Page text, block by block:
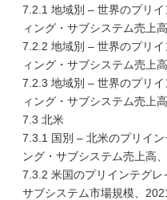
7.2.1 地域別 – 世界のプリ
ィング・サブシステム売上
7.2.2 地域別 – 世界のプリ
ィング・サブシステム売上
7.2.3 地域別 – 世界のプリ
ィング・サブシステム売上
7.3 北米
7.3.1 国別 – 北米のプリイ
ング・サブシステム売上高
7.3.2 米国のプリインテグレ
サブシステム市場規模、